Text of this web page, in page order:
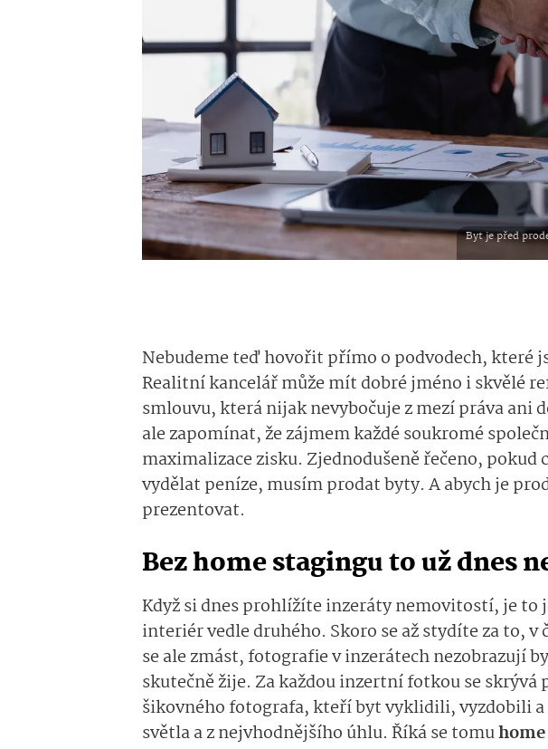
Byt je před
Nebudeme teď hovořit přímo o podvodech, které
Realitní kancelář může mít dobré jméno i skvělé
smlouvu, která nijak nevybočuje z mezí práva ani
ale zapomínat, že zájmem každé soukromé
maximalizace zisku. Zjednodušeně řečeno,
vydělat peníze, musím prodat byty. A abych je
prezentovat.
Bez home stagingu to už dnes
Když si dnes prohlížíte inzeráty nemovitostí, je to
interiér vedle druhého. Skoro se až stydíte za to,
se ale zmást, fotografie v inzerátech nezobrazují
skutečně žije. Za každou inzertní fotkou se skrývá
šikovného fotografa, kteří byt vyklidili, vyzdobili
světla a z nejvhodnějšího úhlu. Říká se tomu